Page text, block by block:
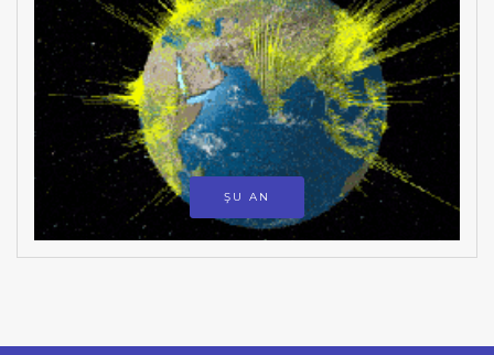
ŞU AN